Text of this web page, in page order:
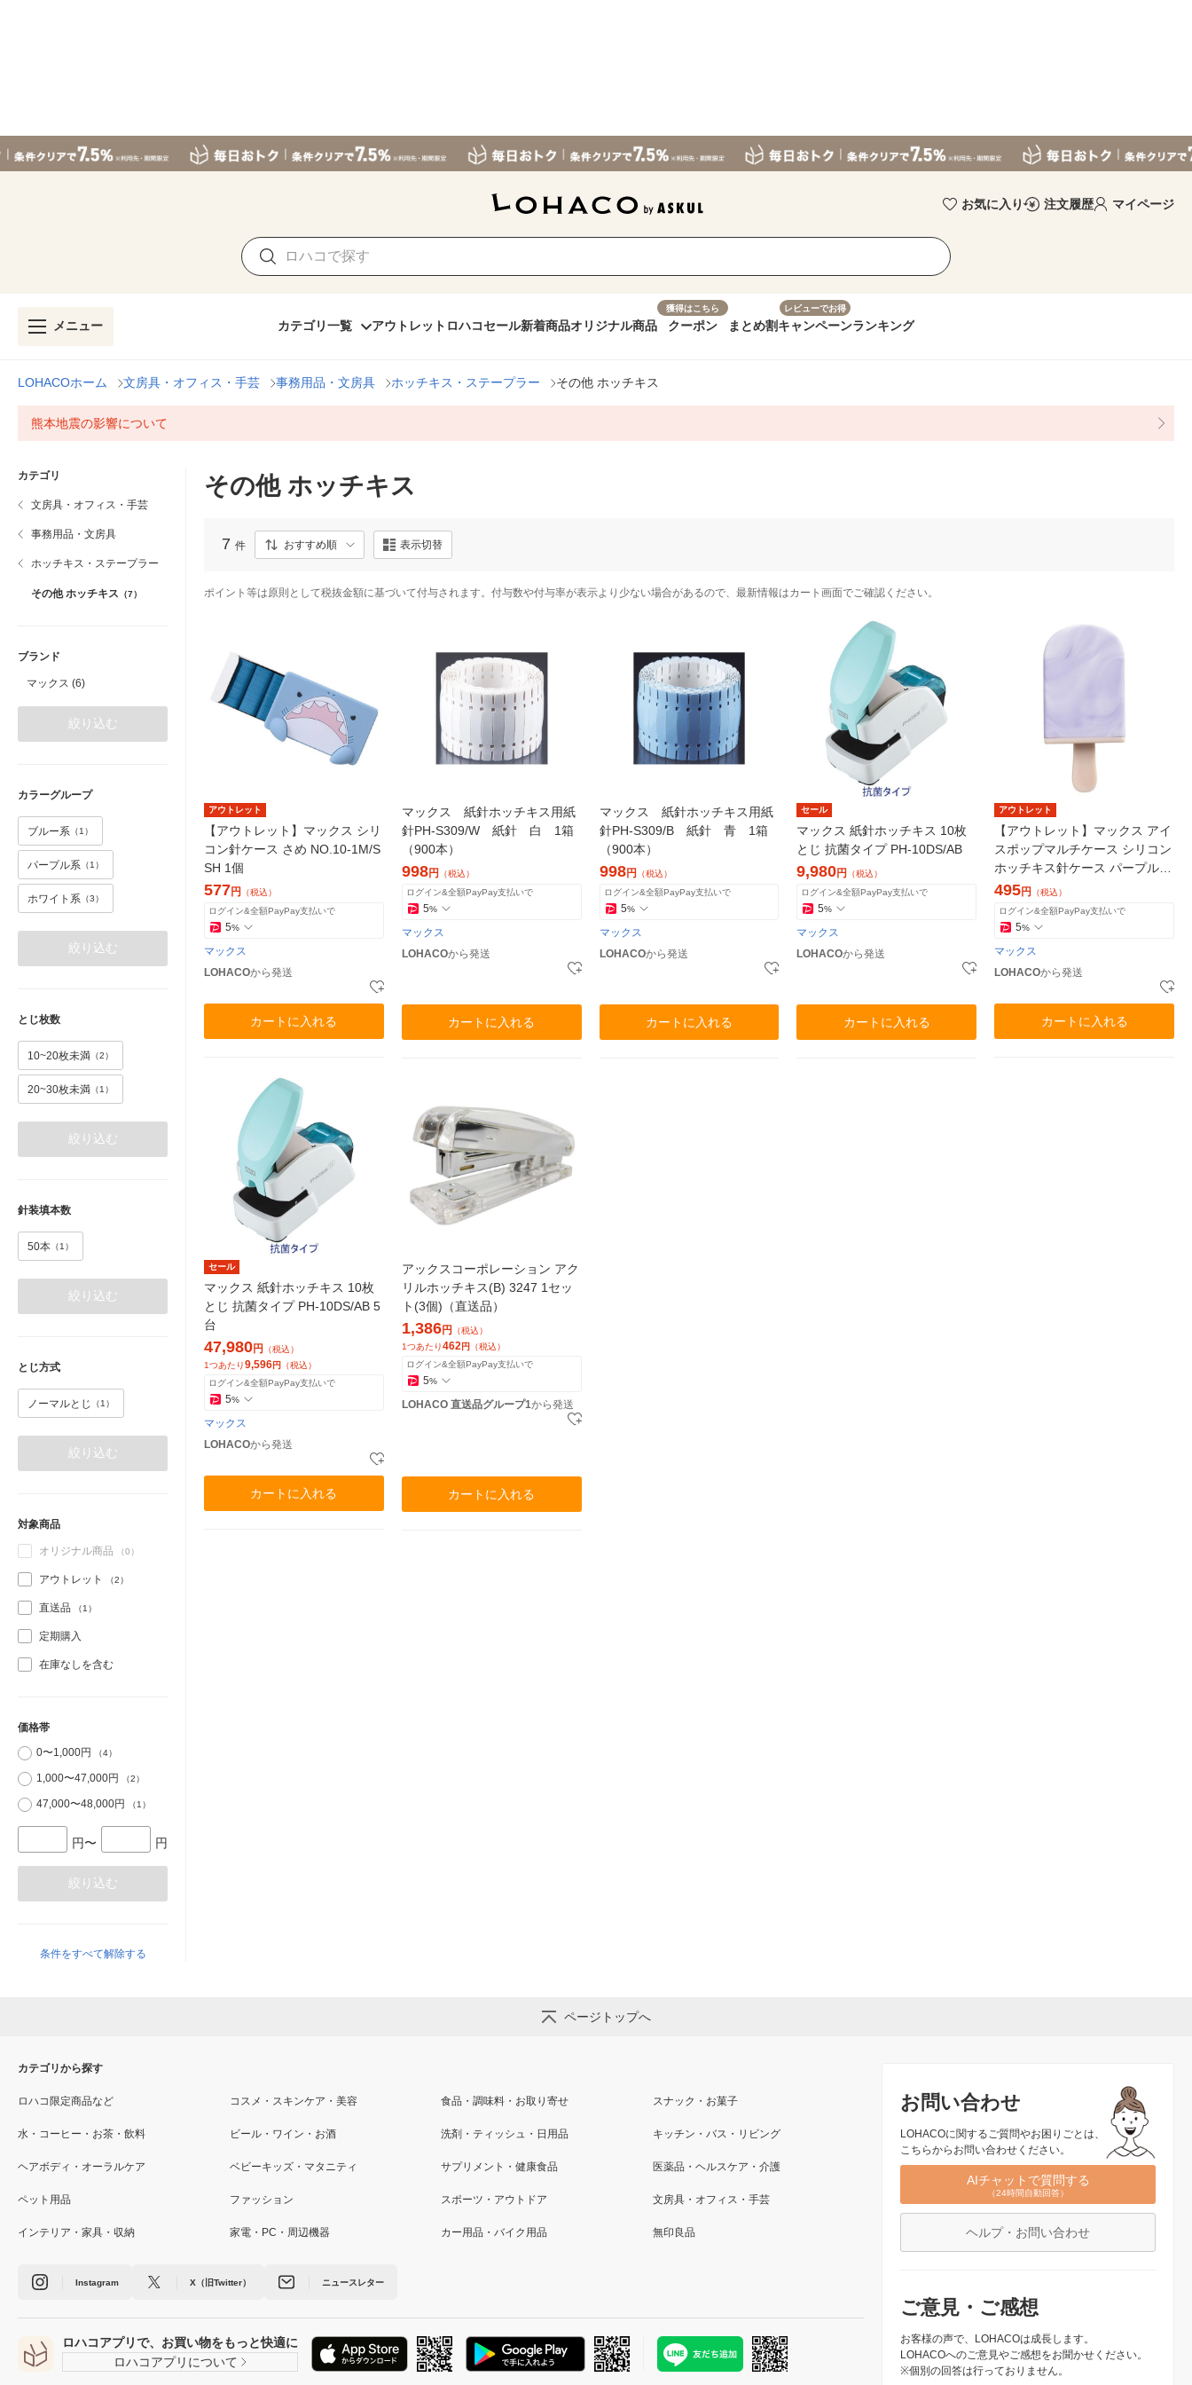
お気に入り 注文履歴 マイページ
メニュー カテゴリ一覧 アウトレット ロハコセール新着商品オリジナル商品
獲得はこちら
クーポン まとめ割
レビューでお得
キャンペーンランキング
LOHACOホーム 文房具・オフィス・手芸 事務用品・文房具 ホッチキス・ステープラー その他 ホッチキス
熊本地震の影響について
カテゴリ
文房具・オフィス・手芸
事務用品・文房具
ホッチキス・ステープラー
その他 ホッチキス （7）
ブランド
マックス (6)
絞り込む
カラーグループ
ブルー系 （1）
パープル系 （1）
ホワイト系 （3）
絞り込む
とじ枚数
10~20枚未満 （2）
20~30枚未満 （1）
絞り込む
針装填本数
50本 （1）
絞り込む
とじ方式
ノーマルとじ （1）
絞り込む
対象商品
オリジナル商品 （0）
アウトレット （2）
直送品 （1）
定期購入
在庫なしを含む
価格帯
0〜1,000円
（4）
1,000〜47,000円 （2）
47,000〜48,000円 （1）
円〜 円
絞り込む
条件をすべて解除する
その他 ホッチキス
7 件 おすすめ順 表示切替
ポイント等は原則として税抜金額に基づいて付与されます。付与数や付与率が表示より少ない場合があるので、最新情報はカート画面でご確認ください。
アウトレット
【アウトレット】マックス シリ
コン針ケース さめ NO.10-1M/S
SH 1個
577円 （税込）
ログイン&全額PayPay支払いで
5%
マックス
LOHACOから発送
カートに入れる
マックス 紙針ホッチキス用紙
針PH-S309/W 紙針 白 1箱
（900本）
998円 （税込）
ログイン&全額PayPay支払いで
5%
マックス
LOHACOから発送
カートに入れる
マックス 紙針ホッチキス用紙
針PH-S309/B 紙針 青 1箱
（900本）
998円 （税込）
ログイン&全額PayPay支払いで
5%
マックス
LOHACOから発送
カートに入れる
セール
マックス 紙針ホッチキス 10枚
とじ 抗菌タイプ PH-10DS/AB
9,980円
（税込）
ログイン&全額PayPay支払いで
5%
マックス
LOHACOから発送
カートに入れる
アウトレット
【アウトレット】マックス アイ
スポップマルチケース シリコン
ホッチキス針ケース パープル N
O.10-1M/S BB
495円
（税込）
ログイン&全額PayPay支払いで
5%
マックス
LOHACOから発送
カートに入れる
セール
マックス 紙針ホッチキス 10枚
とじ 抗菌タイプ PH-10DS/AB 5
台
47,980円 （税込）
1つあたり9,596円 （税込）
ログイン&全額PayPay支払いで
5%
マックス
LOHACOから発送
カートに入れる
アックスコーポレーション アク
リルホッチキス(B) 3247 1セッ
ト(3個)（直送品）
1,386円 （税込）
1つあたり462 円 （税込）
ログイン&全額PayPay支払いで
5%
LOHACO 直送品グループ1から発送
カートに入れる
ページトップへ
お問い合わせ
LOHACOに関するご質問やお困りごとは、
こちらからお問い合わせください。
AIチャットで質問する
（24時間自動回答）
ヘルプ・お問い合わせ
ご意見・ご感想
お客様の声で、LOHACOは成長します。
LOHACOへのご意見やご感想をお聞かせください。
※個別の回答は行っておりません。
カテゴリから探す
ロハコ限定商品など コスメ・スキンケア・美容 食品・調味料・お取り寄せ スナック・お菓子
水・コーヒー・お茶・飲料 ビール・ワイン・お酒 洗剤・ティッシュ・日用品 キッチン・バス・リビング
ヘアボディ・オーラルケア ベビーキッズ・マタニティ サプリメント・健康食品 医薬品・ヘルスケア・介護
ペット用品 ファッション スポーツ・アウトドア 文房具・オフィス・手芸
インテリア・家具・収納 家電・PC・周辺機器 カー用品・バイク用品 無印良品
Instagram X（旧Twitter） ニュースレター
ロハコアプリで、お買い物をもっと快適に
ロハコアプリについて